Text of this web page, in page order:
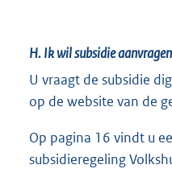
H. Ik wil subsidie
U vraagt de subsidie
op de website van de
Op pagina 16 vindt u
subsidieregeling